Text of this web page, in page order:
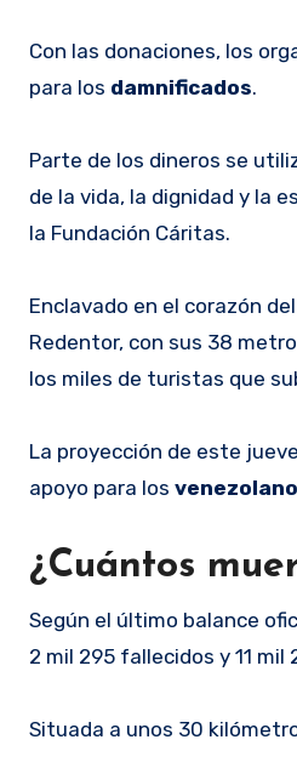
Con las donaciones, los
para los damnificados.
Parte de los dineros se
de la vida, la dignidad y la
la Fundación Cáritas.
Enclavado en el corazón del
Redentor, con sus 38
los miles de turistas que
La proyección de este
apoyo para los
¿Cuántos
Según el último balance
2 mil 295 fallecidos y 11 mil
Situada a unos 30